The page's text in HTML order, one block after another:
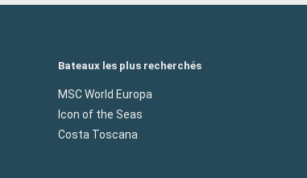
Bateaux les plus recherchés
MSC World Europa
Icon of the Seas
Costa Toscana